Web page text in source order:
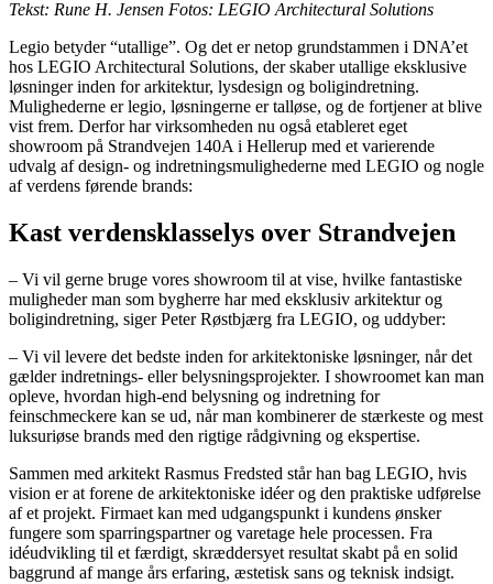
Tekst: Rune H. Jensen Fotos: LEGIO Architectural Solutions
Legio betyder “utallige”. Og det er netop grundstammen i DNA’et
hos LEGIO Architectural Solutions, der skaber utallige eksklusive
løsninger inden for arkitektur, lysdesign og boligindretning.
Mulighederne er legio, løsningerne er talløse, og de fortjener at blive
vist frem. Derfor har virksomheden nu også etableret eget
showroom på Strandvejen 140A i Hellerup med et varierende
udvalg af design- og indretningsmulighederne med LEGIO og nogle
af verdens førende brands:
Kast verdensklasselys over Strandvejen
– Vi vil gerne bruge vores showroom til at vise, hvilke fantastiske
muligheder man som bygherre har med eksklusiv arkitektur og
boligindretning, siger Peter Røstbjærg fra LEGIO, og uddyber:
– Vi vil levere det bedste inden for arkitektoniske løsninger, når det
gælder indretnings- eller belysningsprojekter. I showroomet kan man
opleve, hvordan high-end belysning og indretning for
feinschmeckere kan se ud, når man kombinerer de stærkeste og mest
luksuriøse brands med den rigtige rådgivning og ekspertise.
Sammen med arkitekt Rasmus Fredsted står han bag LEGIO, hvis
vision er at forene de arkitektoniske idéer og den praktiske udførelse
af et projekt. Firmaet kan med udgangspunkt i kundens ønsker
fungere som sparringspartner og varetage hele processen. Fra
idéudvikling til et færdigt, skræddersyet resultat skabt på en solid
baggrund af mange års erfaring, æstetisk sans og teknisk indsigt.